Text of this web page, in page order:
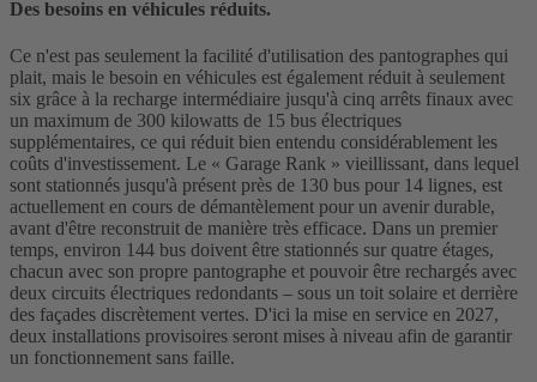
Des besoins en véhicules réduits.
Ce n'est pas seulement la facilité d'utilisation des pantographes qui
plait, mais le besoin en véhicules est également réduit à seulement
six grâce à la recharge intermédiaire jusqu'à cinq arrêts finaux avec
un maximum de 300 kilowatts de 15 bus électriques
supplémentaires, ce qui réduit bien entendu considérablement les
coûts d'investissement. Le « Garage Rank » vieillissant, dans lequel
sont stationnés jusqu'à présent près de 130 bus pour 14 lignes, est
actuellement en cours de démantèlement pour un avenir durable,
avant d'être reconstruit de manière très efficace. Dans un premier
temps, environ 144 bus doivent être stationnés sur quatre étages,
chacun avec son propre pantographe et pouvoir être rechargés avec
deux circuits électriques redondants – sous un toit solaire et derrière
des façades discrètement vertes. D'ici la mise en service en 2027,
deux installations provisoires seront mises à niveau afin de garantir
un fonctionnement sans faille.